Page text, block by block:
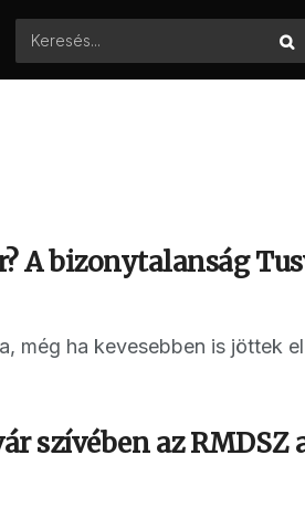
A bizonytalanság
még ha kevesebben is jöttek
szívében az RMDSZ